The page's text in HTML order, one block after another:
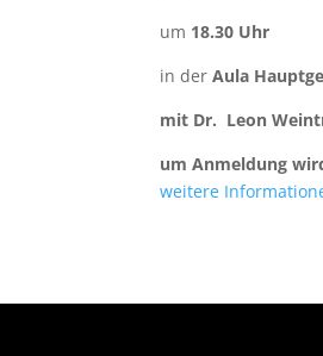
um 18.30 Uhr
in derAula
mit Dr. Leon
um Anmeldung
weitere